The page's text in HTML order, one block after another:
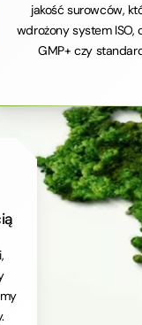
jakość surowców,
wdrożony system ISO,
GMP+ czy